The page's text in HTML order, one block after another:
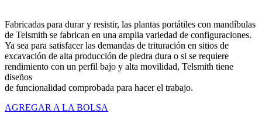
Fabricadas para durar y resistir, las plantas portátiles con mandíbulas
de Telsmith se fabrican en una amplia variedad de configuraciones.
Ya sea para satisfacer las demandas de trituración en sitios de
excavación de alta producción de piedra dura o si se requiere
rendimiento con un perfil bajo y alta movilidad, Telsmith tiene
diseños
de funcionalidad comprobada para hacer el trabajo.
AGREGAR A LA BOLSA